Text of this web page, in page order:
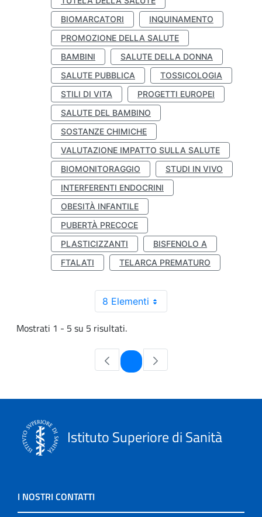
BIOMARCATORI
INQUINAMENTO
PROMOZIONE DELLA SALUTE
BAMBINI
SALUTE DELLA DONNA
SALUTE PUBBLICA
TOSSICOLOGIA
STILI DI VITA
PROGETTI EUROPEI
SALUTE DEL BAMBINO
SOSTANZE CHIMICHE
VALUTAZIONE IMPATTO SULLA SALUTE
BIOMONITORAGGIO
STUDI IN VIVO
INTERFERENTI ENDOCRINI
OBESITÀ INFANTILE
PUBERTÀ PRECOCE
PLASTICIZZANTI
BISFENOLO A
FTALATI
TELARCA PREMATURO
8 Elementi
Mostrati 1 - 5 su 5 risultati.
Pagina
Istituto Superiore di Sanità
I NOSTRI CONTATTI